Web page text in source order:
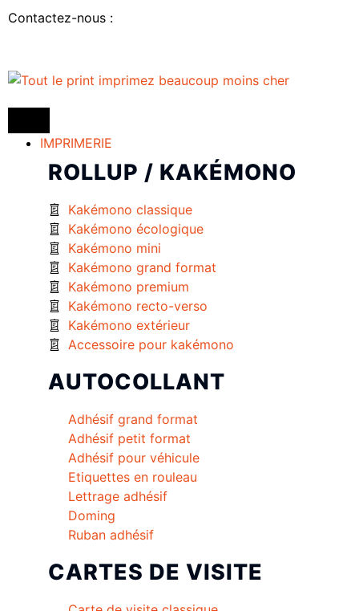
Contactez-nous :
IMPRIMERIE
ROLLUP / KAKÉMONO
Kakémono classique
Kakémono écologique
Kakémono mini
Kakémono grand format
Kakémono premium
Kakémono recto-verso
Kakémono extérieur
Accessoire pour kakémono
AUTOCOLLANT
Adhésif grand format
Adhésif petit format
Adhésif pour véhicule
Etiquettes en rouleau
Lettrage adhésif
Doming
Ruban adhésif
CARTES DE VISITE